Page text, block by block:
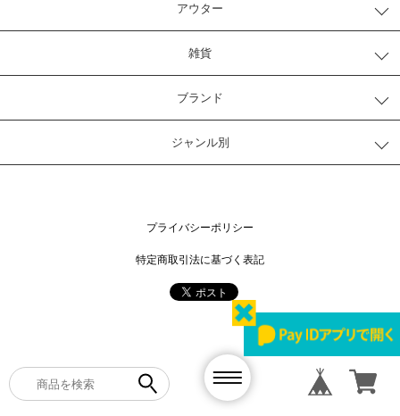
アウター
雑貨
ブランド
ジャンル別
プライバシーポリシー
特定商取引法に基づく表記